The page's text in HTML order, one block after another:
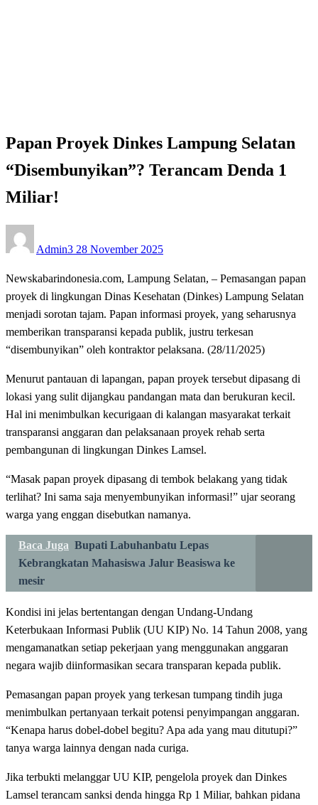
Papan Proyek Dinkes Lampung Selatan
“Disembunyikan”? Terancam Denda 1
Miliar!
Admin3 on
28 November 2025
Newskabarindonesia.com, Lampung Selatan, – Pemasangan papan
proyek di lingkungan Dinas Kesehatan (Dinkes) Lampung Selatan
menjadi sorotan tajam. Papan informasi proyek, yang seharusnya
memberikan transparansi kepada publik, justru terkesan
“disembunyikan” oleh kontraktor pelaksana. (28/11/2025)
Menurut pantauan di lapangan, papan proyek tersebut dipasang di
lokasi yang sulit dijangkau pandangan mata dan berukuran kecil.
Hal ini menimbulkan kecurigaan di kalangan masyarakat terkait
transparansi anggaran dan pelaksanaan proyek rehab serta
pembangunan di lingkungan Dinkes Lamsel.
“Masak papan proyek dipasang di tembok belakang yang tidak
terlihat? Ini sama saja menyembunyikan informasi!” ujar seorang
warga yang enggan disebutkan namanya.
Baca Juga Bupati Labuhanbatu Lepas
Kebrangkatan Mahasiswa Jalur Beasiswa ke
mesir
Kondisi ini jelas bertentangan dengan Undang-Undang
Keterbukaan Informasi Publik (UU KIP) No. 14 Tahun 2008, yang
mengamanatkan setiap pekerjaan yang menggunakan anggaran
negara wajib diinformasikan secara transparan kepada publik.
Pemasangan papan proyek yang terkesan tumpang tindih juga
menimbulkan pertanyaan terkait potensi penyimpangan anggaran.
“Kenapa harus dobel-dobel begitu? Apa ada yang mau ditutupi?”
tanya warga lainnya dengan nada curiga.
Jika terbukti melanggar UU KIP, pengelola proyek dan Dinkes
Lamsel terancam sanksi denda hingga Rp 1 Miliar, bahkan pidana